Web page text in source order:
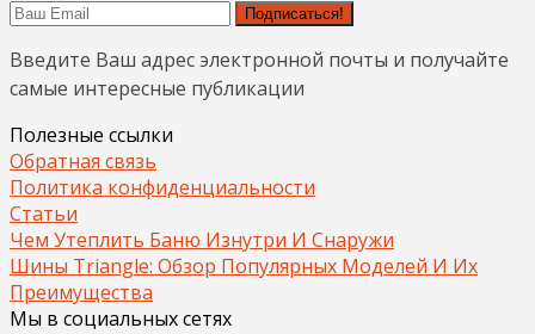
Подписаться!
Введите Ваш адрес электронной почты и получайте
самые интересные публикации
Полезные ссылки
Обратная связь
Политика конфиденциальности
Статьи
Чем Утеплить Баню Изнутри И Снаружи
Шины Triangle: Обзор Популярных Моделей И Их
Преимущества
Мы в социальных сетях